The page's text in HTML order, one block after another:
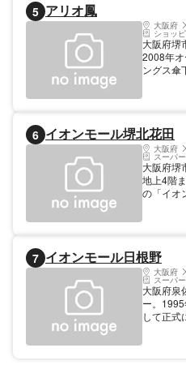
ビックカ
の専門店
5 アリオ鳳
大阪府
ショッ
大阪府堺
2008年
ングス傘
良品、紀
ど。2500
輪場を備
6 イオンモール堺北花田
大阪府
スーパ
大阪府堺
地上4階
の「イオ
部だが
の御堂筋
32分）や
ス可能。
7 イオンモール日根野
大阪府
スーパ
大阪府泉
ー。
して正式